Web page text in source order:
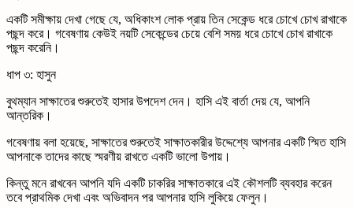
একটি সমীক্ষায় দেখা গেছে যে, অধিকাংশ লোক প্রায় তিন সেকেন্ড ধরে চোখে চোখ রাখাকে
পছন্দ করে। গবেষণায় কেউই নয়টি সেকেন্ডের চেয়ে বেশি সময় ধরে চোখে চোখ রাখাকে
পছন্দ করেনি।
ধাপ ৩: হাসুন
বুথম্যান সাক্ষাতের শুরুতেই হাসার উপদেশ দেন। হাসি এই বার্তা দেয় যে, আপনি
আন্তরিক।
গবেষণায় বলা হয়েছে, সাক্ষাতের শুরুতেই সাক্ষাতকারীর উদ্দেশ্যে আপনার একটি স্মিত হাসি
আপনাকে তাদের কাছে স্মরণীয় রাখতে একটি ভালো উপায়।
কিন্তু মনে রাখবেন আপনি যদি একটি চাকরির সাক্ষাতকারে এই কৌশলটি ব্যবহার করেন
তবে প্রাথমিক দেখা এবং অভিবাদন পর আপনার হাসি লুকিয়ে ফেলুন।